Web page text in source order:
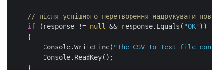
// після успішного перетворення надрукувати
if (response != null && response.Equals( "OK" ))
    {
        Console.WriteLine(
"The CSV to Text file
        Console.ReadKey();
    }